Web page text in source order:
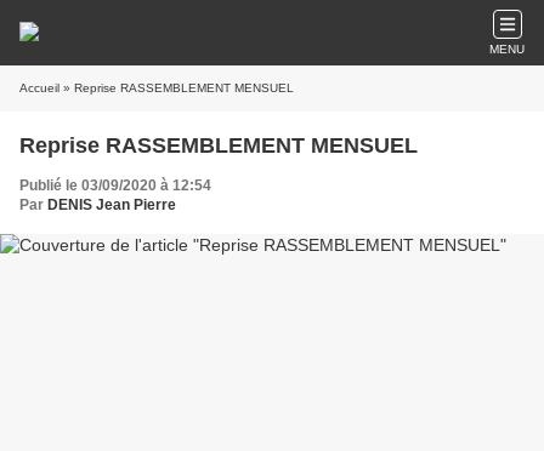
MENU
Accueil » Reprise RASSEMBLEMENT MENSUEL
Reprise RASSEMBLEMENT MENSUEL
Publié le 03/09/2020 à 12:54
Par DENIS Jean Pierre